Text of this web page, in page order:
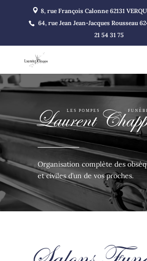
8, rue François Calonne 62131
64, rue Jean Jean-Jacques Rousseau
21 54 31 75
LES POMPES
Laurent
Organisation complète des
et civiles d’un de vos proches.